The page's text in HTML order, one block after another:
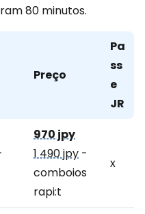
80 minutos.
Preço
Pa
ss
e
JR
970 jpy
1 490 jpy -
comboios
rapi:t
x